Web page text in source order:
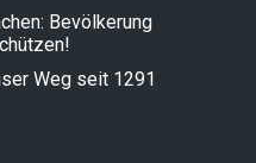
Bevölkerung
Weg seit 1291